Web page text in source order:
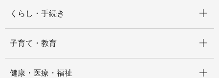
くらし・手続き
子育て・教育
健康・医療・福祉